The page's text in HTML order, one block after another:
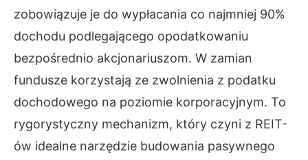
zobowiązuje je do wypłacania co najmniej 90%
dochodu podlegającego opodatkowaniu
bezpośrednio akcjonariuszom. W zamian
fundusze korzystają ze zwolnienia z podatku
dochodowego na poziomie korporacyjnym. To
rygorystyczny mechanizm, który czyni z REIT-
ów idealne narzędzie budowania pasywnego